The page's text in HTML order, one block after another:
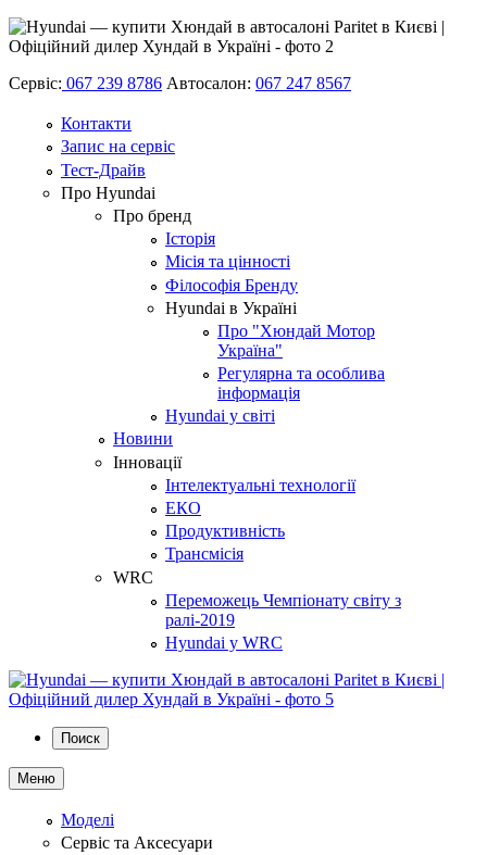
Сервіс: 067 239 8786 Автосалон: 067 247 8567
Контакти
Запис на сервіс
Тест-Драйв
Про Hyundai
Про бренд
Історія
Місія та цінності
Філософія Бренду
Hyundai в Україні
Про "Хюндай Мотор
Україна"
Регулярна та особлива
інформація
Hyundai у світі
Новини
Інновації
Інтелектуальні технології
ЕКО
Продуктивність
Трансмісія
WRC
Переможець Чемпіонату світу з
ралі-2019
Hyundai у WRC
Поиск
Меню
Моделі
Сервіс та Аксесуари